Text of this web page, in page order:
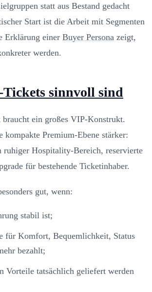
statt aus Bestand gedacht
Start ist die Arbeit mit Segmenten
Erklärung einer Buyer Persona zeigt,
werden.
sinnvoll sind
ein großes VIP-Konstrukt.
kompakte Premium-Ebene stärker:
Hospitality-Bereich, reservierte
für bestehende Ticketinhaber.
gut, wenn:
stabil ist;
für Komfort, Bequemlichkeit, Status
bezahlt;
Vorteile tatsächlich geliefert werden